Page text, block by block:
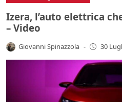
Izera, l’auto elettrica
– Video
Giovanni Spinazzola - 30